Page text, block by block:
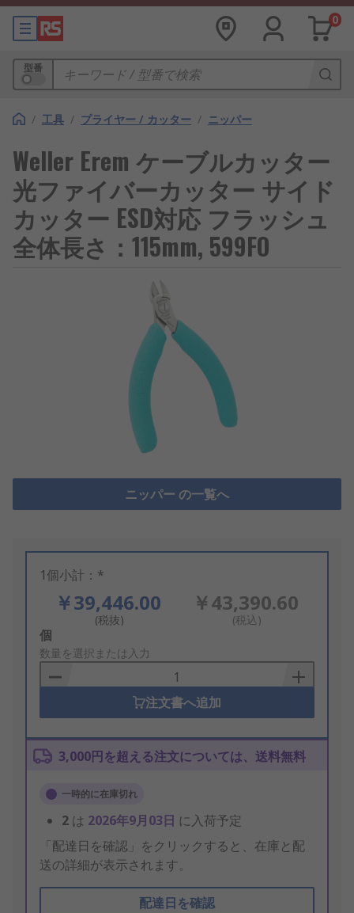
0
型番
/ 工具 / プライヤー / カッター / ニッパー
Weller Erem ケーブルカッター
光ファイバーカッター サイド
カッター ESD対応 フラッシュ
全体長さ：115mm, 599FO
ニッパー の一覧へ
1個小計：*
￥39,446.00
(税抜)
￥43,390.60
(税込)
Add
to
Basket
個
数量を選択または入力
注文書へ追加
3,000円を超える注文については、送料無料
一時的に在庫切れ
2 は 2026年9月03日 に入荷予定
「配達日を確認」をクリックすると、在庫と配
送の詳細が表示されます。
配達日を確認